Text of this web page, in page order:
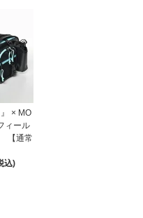
× MO
ィール
【通常
込)